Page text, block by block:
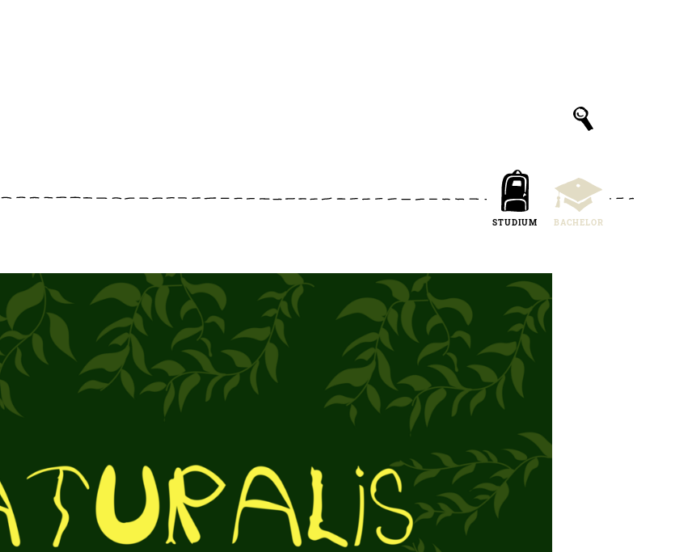
STUDIUM BACHELOR